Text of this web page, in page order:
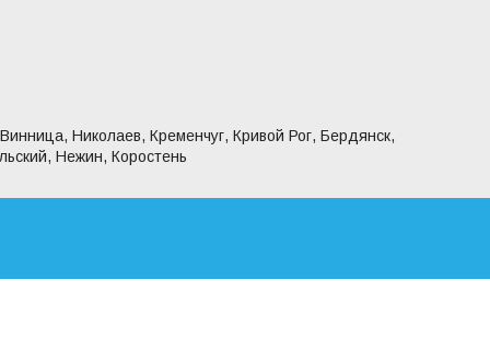
Николаев, Кременчуг, Кривой Рог, Бердянск,
Нежин, Коростень